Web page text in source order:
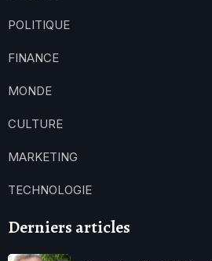
POLITIQUE
FINANCE
MONDE
CULTURE
MARKETING
TECHNOLOGIE
Derniers articles